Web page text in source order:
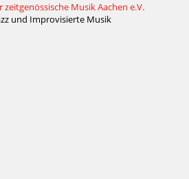
zeitgenössische Musik Aachen e.V.
und Improvisierte Musik